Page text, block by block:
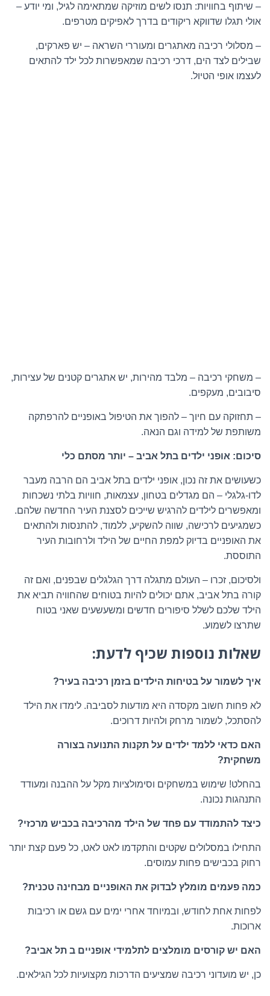
– שיתוף בחוויות: תנסו לשים מוזיקה שמתאימה לגיל, ומי יודע –
אולי תגלו שדווקא ריקודים בדרך לאפיקים מטרפים.
– מסלולי רכיבה מאתגרים ומעוררי השראה – יש פארקים,
שבילים לצד הים, דרכי רכיבה שמאפשרות לכל ילד להתאים
לעצמו אופי הטיול.
– משחקי רכיבה – מלבד מהירות, יש אתגרים קטנים של עצירות,
סיבובים, מעקפים.
– תחזוקה עם חיוך – להפוך את הטיפול באופניים להרפתקה
משותפת של למידה וגם הנאה.
סיכום: אופני ילדים בתל אביב – יותר מסתם כלי
כשעושים את זה נכון, אופני ילדים בתל אביב הם הרבה מעבר
לדו-גלגלי – הם מגדלים בטחון, עצמאות, חוויות בלתי נשכחות
ומאפשרים לילדים להרגיש שייכים לסצנת העיר החדשה שלהם.
כשמגיעים לרכישה, שווה להשקיע, ללמוד, להתנסות ולהתאים
את האופניים בדיוק למפת החיים של הילד ולרחובות העיר
התוססת.
ולסיכום, זכרו – העולם מתגלה דרך הגלגלים שבפנים, ואם זה
קורה בתל אביב, אתם יכולים להיות בטוחים שהחוויה תביא את
הילד שלכם לשלל סיפורים חדשים ומשעשעים שאני בטוח
שתרצו לשמוע.
שאלות נוספות שכיף לדעת:
איך לשמור על בטיחות הילדים בזמן רכיבה בעיר?
לא פחות חשוב מקסדה היא מודעות לסביבה. לימדו את הילד
להסתכל, לשמור מרחק ולהיות דרוכים.
האם כדאי ללמד ילדים על תקנות התנועה בצורה
משחקית?
בהחלט! שימוש במשחקים וסימולציות מקל על ההבנה ומעודד
התנהגות נכונה.
כיצד להתמודד עם פחד של הילד מהרכיבה בכביש מרכזי?
התחילו במסלולים שקטים והתקדמו לאט לאט, כל פעם קצת יותר
רחוק בכבישים פחות עמוסים.
כמה פעמים מומלץ לבדוק את האופניים מבחינה טכנית?
לפחות אחת לחודש, ובמיוחד אחרי ימים עם גשם או רכיבות
ארוכות.
האם יש קורסים מומלצים לתלמידי אופניים ב תל אביב?
כן, יש מועדוני רכיבה שמציעים הדרכות מקצועיות לכל הגילאים.